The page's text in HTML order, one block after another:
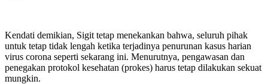
Kendati demikian, Sigit tetap menekankan bahwa, seluruh pihak
untuk tetap tidak lengah ketika terjadinya penurunan kasus harian
virus corona seperti sekarang ini. Menurutnya, pengawasan dan
penegakan protokol kesehatan (prokes) harus tetap dilakukan sekuat
mungkin.